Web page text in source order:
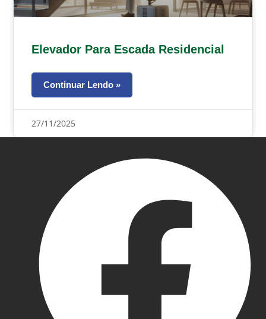
Elevador Para Escada Residencial
Continuar Lendo »
27/11/2025